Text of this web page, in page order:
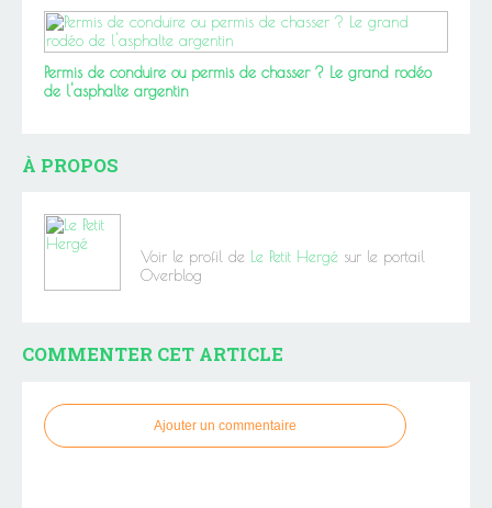
Permis de conduire ou permis de chasser ? Le grand rodéo
de l'asphalte argentin
À PROPOS
Voir le profil de Le Petit Hergé sur le portail
Overblog
COMMENTER CET ARTICLE
Ajouter un commentaire